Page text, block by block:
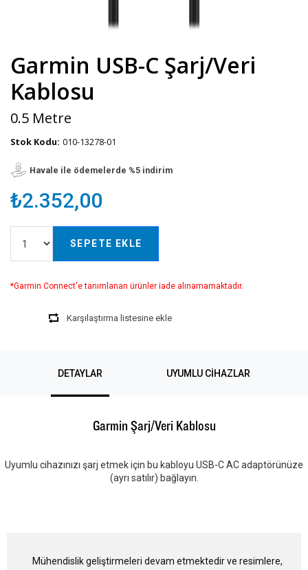
Garmin USB-C Şarj/Veri
Kablosu
0.5 Metre
Stok Kodu: 010-13278-01
Havale ile ödemelerde %5 indirim
₺2.352,00
SEPETE EKLE
*Garmin Connect'e tanımlanan ürünler iade alınamamaktadır.
Karşılaştırma listesine ekle
DETAYLAR UYUMLU CIHAZLAR
Garmin Şarj/Veri Kablosu
Uyumlu cihazınızı şarj etmek için bu kabloyu USB-C AC adaptörünüze
(ayrı satılır) bağlayın.
Mühendislik geliştirmeleri devam etmektedir ve resimlere,